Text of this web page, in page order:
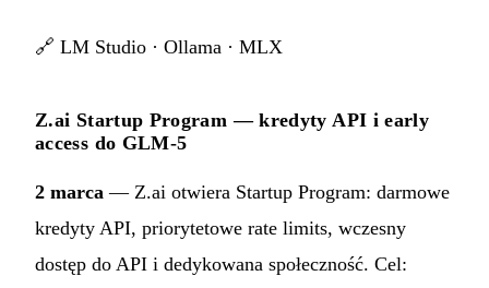
🔗 LM Studio · Ollama · MLX
Z.ai Startup Program — kredyty API i early
access do GLM-5
2 marca — Z.ai otwiera Startup Program: darmowe
kredyty API, priorytetowe rate limits, wczesny
dostęp do API i dedykowana społeczność. Cel: